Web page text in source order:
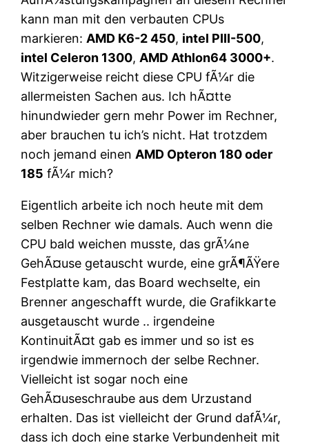
kann man mit den verbauten CPUs
markieren: AMD K6-2 450, intel PIII-500,
intel Celeron 1300, AMD Athlon64 3000+.
Witzigerweise reicht diese CPU fÃ¼r die
allermeisten Sachen aus. Ich hÃ¤tte
hinundwieder gern mehr Power im Rechner,
aber brauchen tu ich’s nicht. Hat trotzdem
noch jemand einen AMD Opteron 180 oder
185 fÃ¼r mich?
Eigentlich arbeite ich noch heute mit dem
selben Rechner wie damals. Auch wenn die
CPU bald weichen musste, das grÃ¼ne
GehÃ¤use getauscht wurde, eine grÃ¶ÃŸere
Festplatte kam, das Board wechselte, ein
Brenner angeschafft wurde, die Grafikkarte
ausgetauscht wurde .. irgendeine
KontinuitÃ¤t gab es immer und so ist es
irgendwie immernoch der selbe Rechner.
Vielleicht ist sogar noch eine
GehÃ¤useschraube aus dem Urzustand
erhalten. Das ist vielleicht der Grund dafÃ¼r,
dass ich doch eine starke Verbundenheit mit